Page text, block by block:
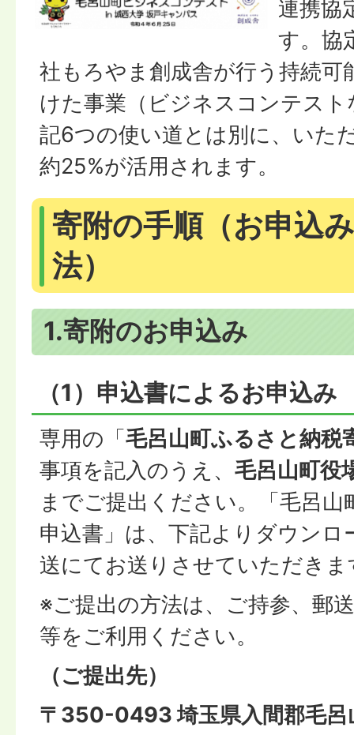
連携協
す。協
社もろやま創成舎が行う持続可
けた事業（ビジネスコンテス
記6つの使い道とは別に、いた
約25%が活用されます。
寄附の手順（お申込
法）
1.寄附のお申込み
（1）申込書によるお申込み
専用の「毛呂山町ふるさと納税
事項を記入のうえ、 毛呂山町役
までご提出ください。「毛呂
申込書」は、下記よりダウン
送にてお送りさせていただきま
※ご提出の方法は、ご持参、郵
等をご利用ください。
（ご提出先）
〒350-0493 埼玉県入間郡毛呂